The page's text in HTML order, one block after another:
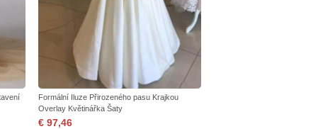
Formální Iluze Přirozeného pasu Krajkou
Overlay Květinářka Šaty
€ 97,46